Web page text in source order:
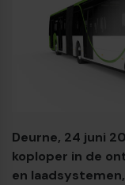
Deurne, 24 juni
koploper in de
en